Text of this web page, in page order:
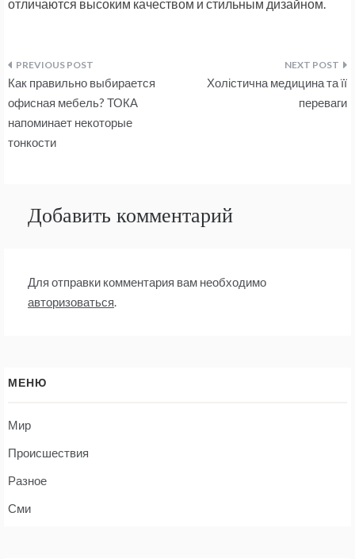
отличаются высоким качеством и стильным дизайном.
Навигация
по
записям
Как правильно выбирается
офисная мебель? ТОКА
напоминает некоторые
тонкости
Холістична медицина та її
переваги
Добавить комментарий
Для отправки комментария вам необходимо
авторизоваться.
МЕНЮ
Мир
Происшествия
Разное
Сми